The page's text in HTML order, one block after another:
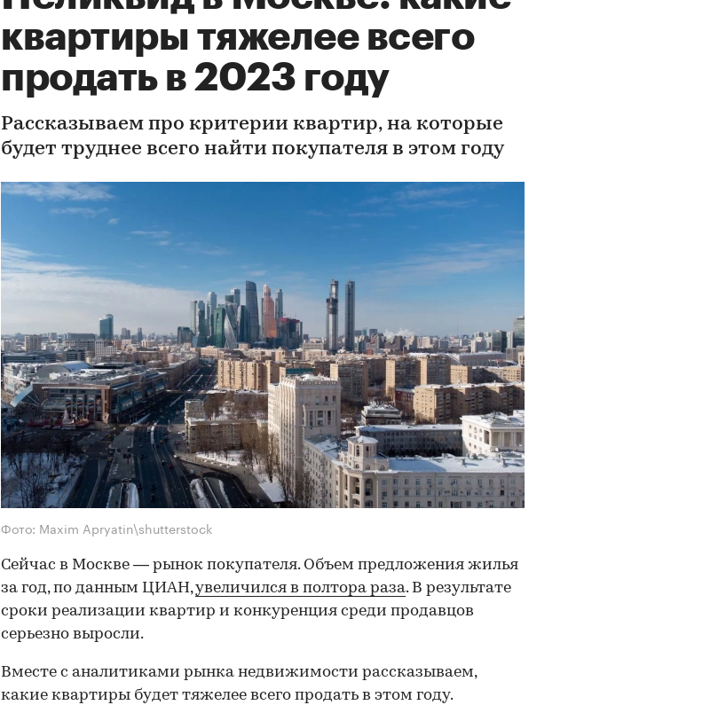
квартиры тяжелее всего
продать в 2023 году
Рассказываем про критерии квартир, на которые
будет труднее всего найти покупателя в этом году
Фото: Maxim Apryatin\shutterstock
Сейчас в Москве — рынок покупателя. Объем предложения жилья
за год, по данным ЦИАН,увеличился в полтора раза. В результате
сроки реализации квартир и конкуренция среди продавцов
серьезно выросли.
Вместе с аналитиками рынка недвижимости рассказываем,
какие квартиры будет тяжелее всего продать в этом году.